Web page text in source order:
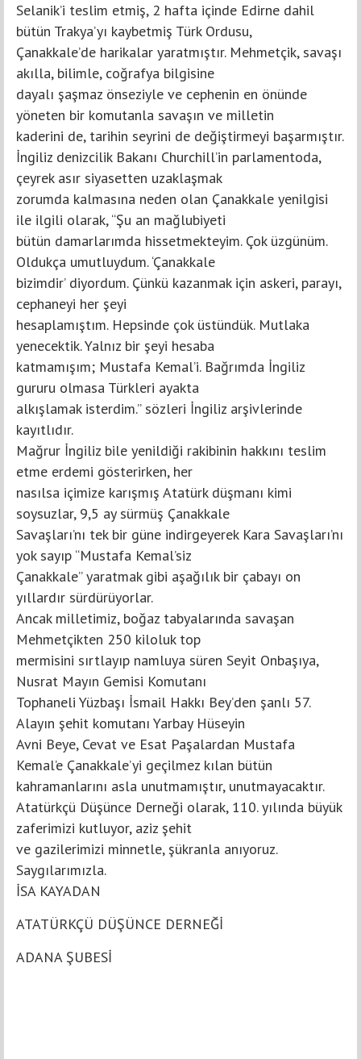
Selanik’i teslim etmiş, 2 hafta içinde Edirne dahil
bütün Trakya’yı kaybetmiş Türk Ordusu,
Çanakkale’de harikalar yaratmıştır. Mehmetçik, savaşı
akılla, bilimle, coğrafya bilgisine
dayalı şaşmaz önseziyle ve cephenin en önünde
yöneten bir komutanla savaşın ve milletin
kaderini de, tarihin seyrini de değiştirmeyi başarmıştır.
İngiliz denizcilik Bakanı Churchill’in parlamentoda,
çeyrek asır siyasetten uzaklaşmak
zorumda kalmasına neden olan Çanakkale yenilgisi
ile ilgili olarak, “Şu an mağlubiyeti
bütün damarlarımda hissetmekteyim. Çok üzgünüm.
Oldukça umutluydum. ‘Çanakkale
bizimdir’ diyordum. Çünkü kazanmak için askeri, parayı,
cephaneyi her şeyi
hesaplamıştım. Hepsinde çok üstündük. Mutlaka
yenecektik. Yalnız bir şeyi hesaba
katmamışım; Mustafa Kemal’i. Bağrımda İngiliz
gururu olmasa Türkleri ayakta
alkışlamak isterdim.” sözleri İngiliz arşivlerinde
kayıtlıdır.
Mağrur İngiliz bile yenildiği rakibinin hakkını teslim
etme erdemi gösterirken, her
nasılsa içimize karışmış Atatürk düşmanı kimi
soysuzlar, 9,5 ay sürmüş Çanakkale
Savaşları’nı tek bir güne indirgeyerek Kara Savaşları’nı
yok sayıp “Mustafa Kemal’siz
Çanakkale” yaratmak gibi aşağılık bir çabayı on
yıllardır sürdürüyorlar.
Ancak milletimiz, boğaz tabyalarında savaşan
Mehmetçikten 250 kiloluk top
mermisini sırtlayıp namluya süren Seyit Onbaşıya,
Nusrat Mayın Gemisi Komutanı
Tophaneli Yüzbaşı İsmail Hakkı Bey’den şanlı 57.
Alayın şehit komutanı Yarbay Hüseyin
Avni Beye, Cevat ve Esat Paşalardan Mustafa
Kemal’e Çanakkale’yi geçilmez kılan bütün
kahramanlarını asla unutmamıştır, unutmayacaktır.
Atatürkçü Düşünce Derneği olarak, 110. yılında büyük
zaferimizi kutluyor, aziz şehit
ve gazilerimizi minnetle, şükranla anıyoruz.
Saygılarımızla.
İSA KAYADAN
ATATÜRKÇÜ DÜŞÜNCE DERNEĞİ
ADANA ŞUBESİ